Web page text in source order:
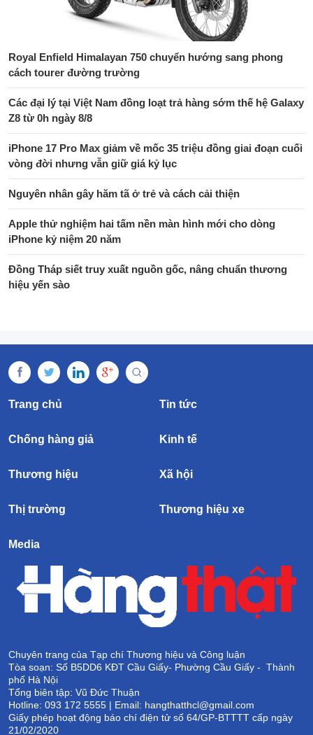
Royal Enfield Himalayan 750 chuyển hướng sang phong
cách tourer đường trường
Các đại lý tại Việt Nam đồng loạt trả hàng sớm thế hệ Galaxy
Z8 từ 0h ngày 8/8
iPhone 17 Pro Max giảm về mốc 35 triệu đồng giai đoạn cuối
vòng đời nhưng vẫn giữ giá kỷ lục
Nguyên nhân gây hăm tã ở trẻ và cách cải thiện
Apple thử nghiệm hai tấm nền màn hình mới cho dòng
iPhone kỷ niệm 20 năm
Đồng Tháp siết truy xuất nguồn gốc, nâng chuẩn thương
hiệu yến sào
Trang chủ Tin tức
Chống hàng giả Kinh tế
Thương hiệu Xã hội
Thị trường Thương hiệu xe
Media
Chuyên trang của Tạp chí Thương hiệu và Công luận
Tòa soạn: Số B5DD6 KĐT Cầu Giấy- Phường Cầu Giấy - Thành
phố Hà Nội
Tổng biên tập: Vũ Đức Thuận
Hotline: 093 172 5555 | Email: hangthatthcl@gmail.com
Giấy phép hoạt động báo chí điện tử số 64/GP-BTTTT cấp ngày
21/02/2020